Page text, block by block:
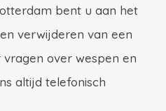
bent u aan het
verwijderen van een
over wespen en
altijd telefonisch